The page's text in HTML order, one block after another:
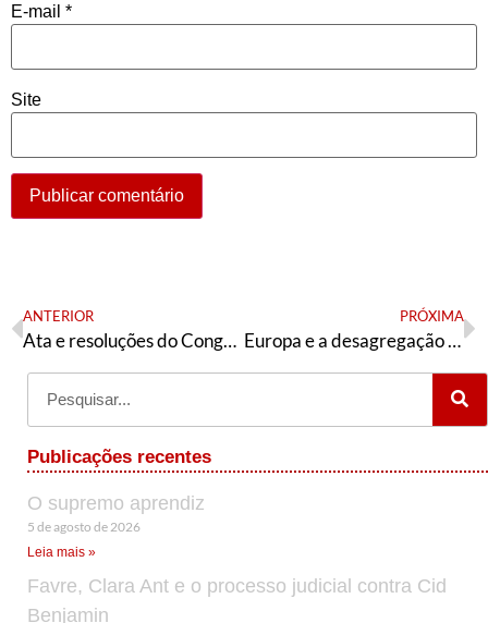
E-mail *
Site
ANTERIOR
Ata e resoluções do Congresso Estadual da AE Tocantins (2023)
PRÓXIMA
Europa e a desagregação do sistema capitalista – III
Publicações recentes
O supremo aprendiz
5 de agosto de 2026
Leia mais »
Favre, Clara Ant e o processo judicial contra Cid
Benjamin